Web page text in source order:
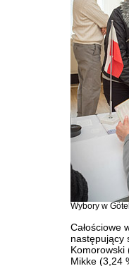
Wybory w
Całościowe
następujący
Komorowski
Mikke (3,24